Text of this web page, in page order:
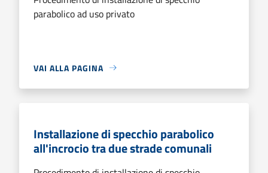
parabolico ad uso privato
VAI ALLA PAGINA
Installazione di specchio parabolico
all'incrocio tra due strade comunali